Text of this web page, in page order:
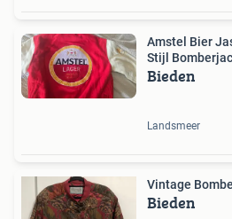
Amstel Bier
Stijl
Bieden
Landsmeer
Vintage
Bieden